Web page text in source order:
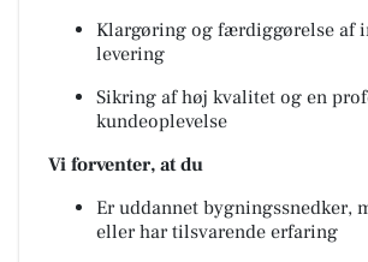
Klargøring og færdiggørelse af
levering
Sikring af høj kvalitet og en
kundeoplevelse
Vi forventer, at du
Er uddannet bygningssnedker,
eller har tilsvarende erfaring